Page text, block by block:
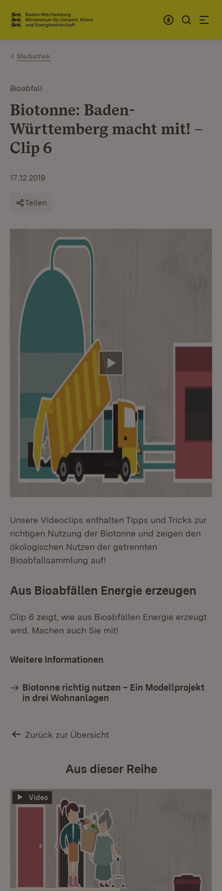
Zum Inhalt springen
Link zur Startseite
Mediathek
Bioabfall
Biotonne: Baden-
Württemberg macht mit! –
Clip 6
17.12.2019
Teilen
Video abspielen
Unsere Videoclips enthalten Tipps und Tricks zur
richtigen Nutzung der Biotonne und zeigen den
ökologischen Nutzen der getrennten
Bioabfallsammlung auf!
Aus Bioabfällen Energie erzeugen
Clip 6 zeigt, wie aus Bioabfällen Energie erzeugt
wird. Machen auch Sie mit!
Weitere Informationen
Biotonne richtig nutzen – Ein Modellprojekt
in drei Wohnanlagen
Zurück zur Übersicht
Aus dieser Reihe
Video